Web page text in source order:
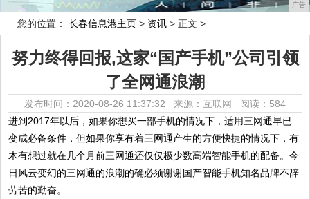
广告
您的位置： 长春信息港主页 > 资讯 > 正文 >
努力终得回报,这家“国产手机”公司引领
了全网通浪潮
发布时间：2020-08-26 11:37:32 来源：互联网 阅读：584
进到2017年以后，如果你想买一部手机的情况下，适用三网通早已
变成必备条件，但如果你享有着三网通产生的方便快捷的情况下，有
木有想过就在几个月前三网通还仅仅极少数高端智能手机的配备。今
日风云变幻的三网通的浪潮的确必须谢谢国产智能手机知名品牌不辞
劳苦的勤奋。